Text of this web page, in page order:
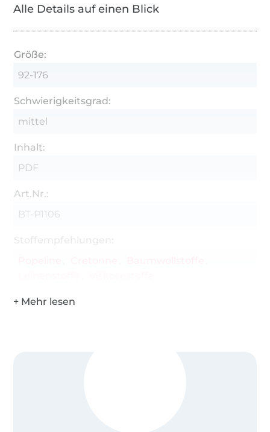
Alle Details auf einen Blick
Größe:
92-176
Schwierigkeitsgrad:
mittel
Inhalt:
PDF
Art.Nr.:
BT-P1106
Stoffempfehlungen: